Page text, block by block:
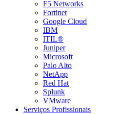
F5 Networks
Fortinet
Google Cloud
IBM
ITIL®
Juniper
Microsoft
Palo Alto
NetApp
Red Hat
Splunk
VMware
Serviços Profissionais